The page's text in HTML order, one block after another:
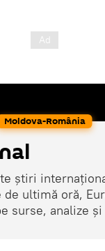
Moldova-România
știri
ultimă oră,
surse, analize